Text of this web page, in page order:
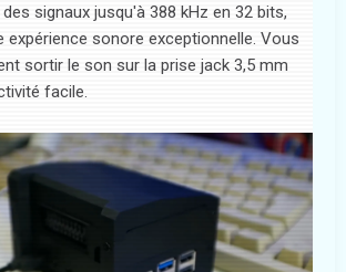
signaux jusqu'à 388 kHz en 32 bits,
expérience sonore exceptionnelle. Vous
sortir le son sur la prise jack 3,5 mm
facile.